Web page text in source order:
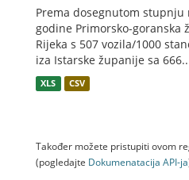
Prema dosegnutom stupnju
godine Primorsko-goranska
Rijeka s 507 vozila/1000
iza Istarske županije sa
XLS CSV
Također možete pristupiti ovom
(pogledajte Dokumenаtаcijа API-jа